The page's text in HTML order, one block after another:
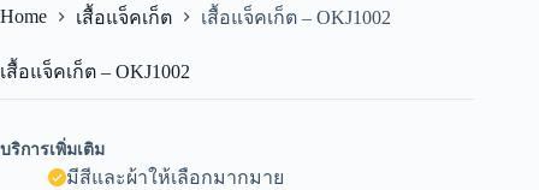
Home เสื้อแจ็คเก็ต เสื้อแจ็คเก็ต – OKJ1002
เสื้อแจ็คเก็ต – OKJ1002
บริการเพิ่มเติม
มีสีและผ้าให้เลือกมากมาย